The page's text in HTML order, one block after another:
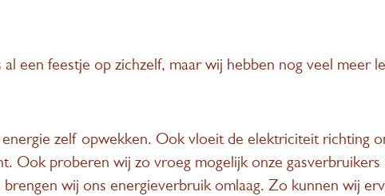
een feestje op zichzelf, maar wij hebben nog veel meer
zelf opwekken. Ook vloeit de elektriciteit richting
Ook proberen wij zo vroeg mogelijk onze gasverbruikers
wij ons energieverbruik omlaag. Zo kunnen wij